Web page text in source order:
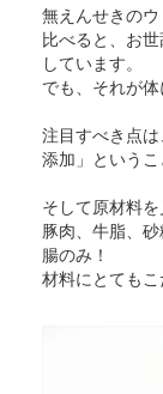
無えんせきの
比べると、お
しています。
でも、それが体
注目すべき点
添加」というこ
そして原材料
豚肉、牛脂、
腸のみ！
材料にとてもこ